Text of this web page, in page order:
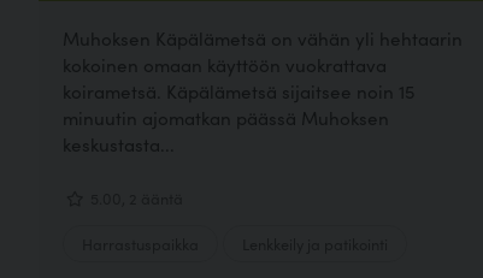
Muhoksen Käpälämetsä on vähän yli hehtaarin
kokoinen omaan käyttöön vuokrattava
koirametsä. Käpälämetsä sijaitsee noin 15
minuutin ajomatkan päässä Muhoksen
keskustasta...